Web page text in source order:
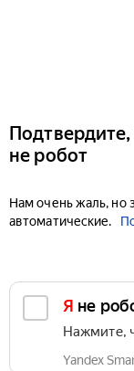
не робот
Нам очень жаль, но
автоматические.
Я не
Нажмите,
Yandex